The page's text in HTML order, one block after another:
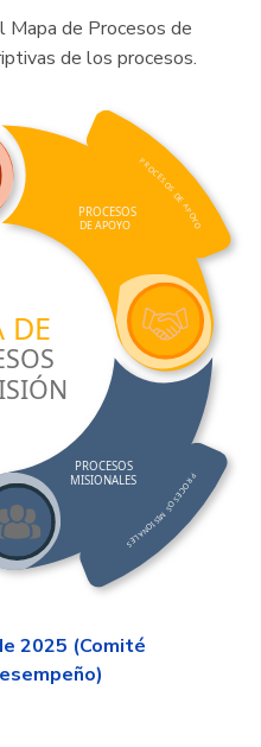
Mapa de Procesos de
de los procesos.
PROCE
SO
S
D
E
AP
O
Y
O
PROCESOS
DE APOYO
P
R
O
C
E
S
O
S
M
I
S
I
O
N
A
L
E
S
PROCESOS
MISIONALES
DE
2025 (Comité